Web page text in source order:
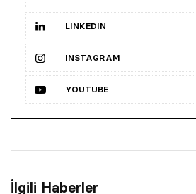
LINKEDIN
INSTAGRAM
YOUTUBE
İlgili Haberler